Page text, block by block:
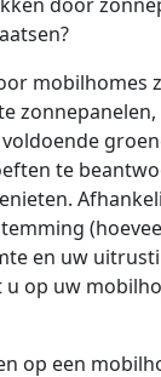
door
mobilhomes
te
en uw
u op uw
op een